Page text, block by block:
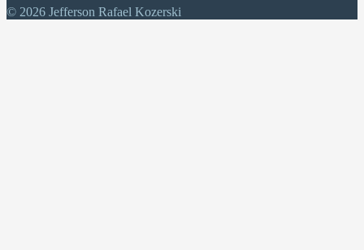
© 2026 Jefferson Rafael Kozerski